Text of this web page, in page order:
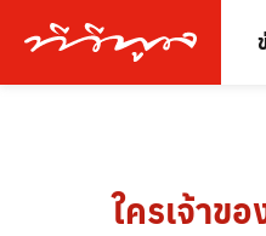
ใครเจ้าขอ